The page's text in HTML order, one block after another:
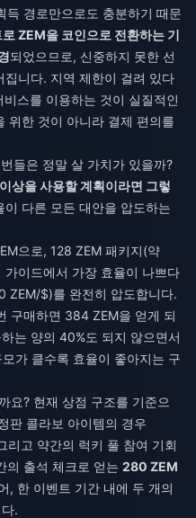
경로만으로도 충분하기 때문
ZEM을 코인으로 전환하는 기
되었으므로, 신중하지 못한 선
니다. 지역 제한이 걸려 있다
스를 이용하는 것이 실질적인
위한 것이 아니라 결제 편의를
들은 정말 살 가치가 있을까?
상을 사용할 계획이라면 그렇
다른 모든 대안을 압도하는
으로, 128 ZEM 패키지(약
이드에서 가장 효율이 나쁘다
ZEM/$)를 완전히 압도합니다.
구매하면 384 ZEM을 얻게 되
는 양의 40%도 되지 않으면서
가 클수록 효율이 좋아지는 구
요? 현재 상점 구조를 기준으
판 콜라보 아이템의 경우
고 약간의 럭키 풀 참여 기회
의 출석 체크로 얻는 280 ZEM
, 한 이벤트 기간 내에 두 개의
.